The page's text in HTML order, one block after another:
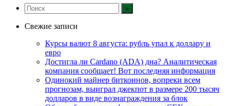
Свежие записи
Курсы валют 8 августа: рубль упал к доллару и
евро
Достигла ли Cardano (ADA) дна? Аналитическая
компания сообщает! Вот последняя информация
Одинокий майнер биткоинов, вопреки всем
прогнозам, выиграл джекпот в размере 200 тысяч
долларов в виде вознаграждения за блок